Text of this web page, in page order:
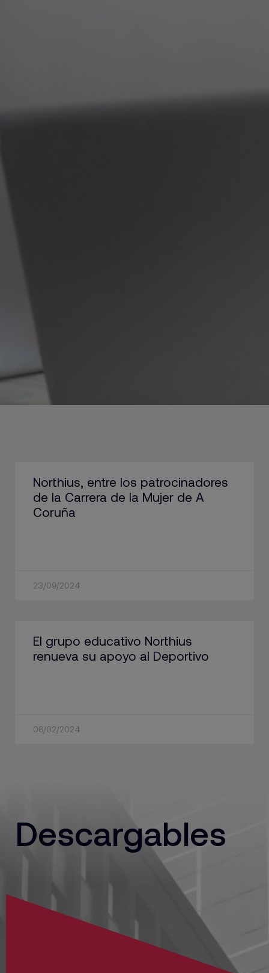
Northius, entre los patrocinadores
de la Carrera de la Mujer de A
Coruña
23/09/2024
El grupo educativo Northius
renueva su apoyo al Deportivo
06/02/2024
Descargables